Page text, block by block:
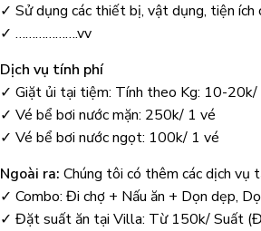
✓ Sử dụng các thiết bị, vật dụng, tiện ích
✓ ……………….vv
Dịch vụ tính phí
✓ Giặt ủi tại tiệm: Tính theo Kg: 10-20k/
✓ Vé bể bơi nước mặn: 250k/ 1 vé
✓ Vé bể bơi nước ngọt: 100k/ 1 vé
Ngoài ra: Chúng tôi có thêm các dịch vụ
✓ Combo: Đi chợ + Nấu ăn + Dọn dẹp,
✓ Đặt suất ăn tại Villa: Từ 150k/ Suất